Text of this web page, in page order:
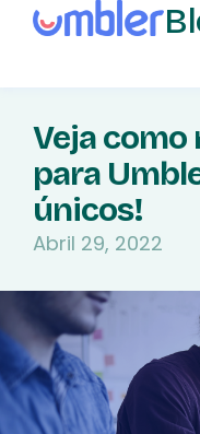
Veja
para
únicos!
Abril 29, 2022